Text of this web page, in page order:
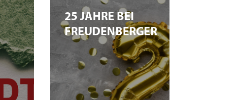
25 JAHRE BEI
FREUDENBERGER